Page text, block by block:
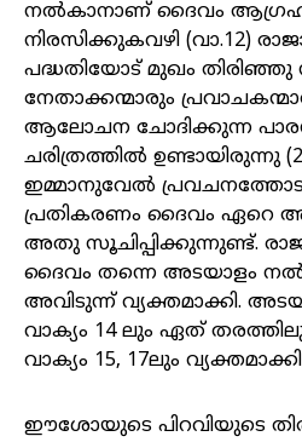
നൽകാനാണ് ദൈവം
നിരസിക്കുകവഴി (വാ.12)
പദ്ധതിയോട് മുഖം തിരിഞ്ഞു
നേതാക്കന്മാരും
ആലോചന ചോദിക്കുന്ന
ചരിത്രത്തിൽ ഉണ്ടായിരുന്നു
ഇമ്മാനുവേൽ
പ്രതികരണം ദൈവം ഏറെ
അതു സൂചിപ്പിക്കുന്നുണ്ട്.
ദൈവം തന്നെ അടയാളം
അവിടുന്ന് വ്യക്തമാക്കി.
വാക്യം 14 ലും ഏത്
വാക്യം 15, 17ലും
ഈശോയുടെ പിറവിയുടെ